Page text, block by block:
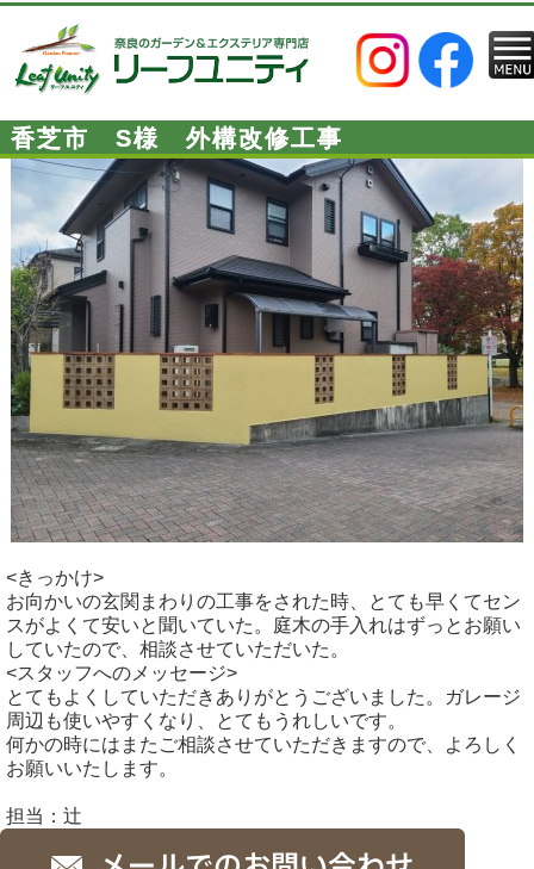
香芝市 S様 外構改修工事
<きっかけ>
お向かいの玄関まわりの工事をされた時、とても早くてセン
スがよくて安いと聞いていた。庭木の手入れはずっとお願い
していたので、相談させていただいた。
<スタッフへのメッセージ>
とてもよくしていただきありがとうございました。ガレージ
周辺も使いやすくなり、とてもうれしいです。
何かの時にはまたご相談させていただきますので、よろしく
お願いいたします。
担当：辻